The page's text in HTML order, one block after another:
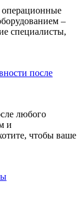
–
специалисты,
после
любого
и
чтобы ваше